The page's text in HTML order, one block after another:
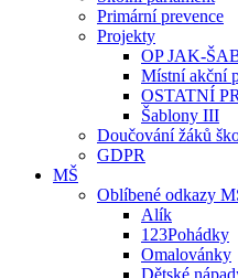
Primární prevence
Projekty
OP JAK-
Místní akční
OSTATNÍ
Šablony III
Doučování žáků
GDPR
MŠ
Oblíbené odkazy
Alík
123Pohádky
Omalovánky